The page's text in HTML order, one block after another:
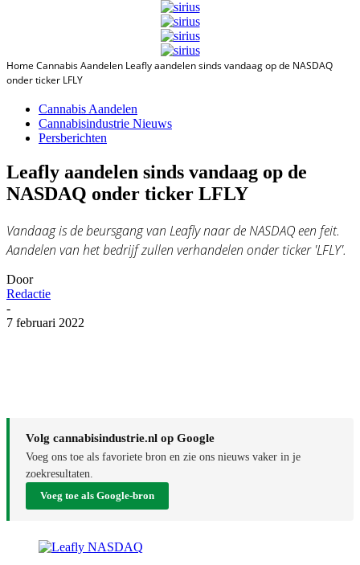
Home Cannabis Aandelen Leafly aandelen sinds vandaag op de NASDAQ
onder ticker LFLY
Cannabis Aandelen
Cannabisindustrie Nieuws
Persberichten
Leafly aandelen sinds vandaag op de
NASDAQ onder ticker LFLY
Vandaag is de beursgang van Leafly naar de NASDAQ een feit.
Aandelen van het bedrijf zullen verhandelen onder ticker 'LFLY'.
Door
Redactie
-
7 februari 2022
Volg cannabisindustrie.nl op Google
Voeg ons toe als favoriete bron en zie ons nieuws vaker in je
zoekresultaten.
Voeg toe als Google-bron